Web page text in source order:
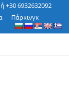
+30 6932632092
Πάρκινγκ